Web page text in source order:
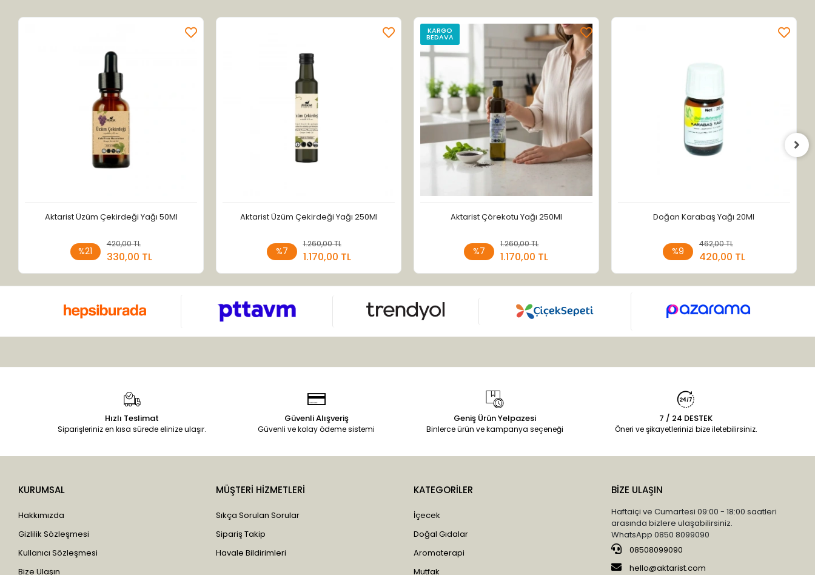
Aktarist Üzüm Çekirdeği Yağı 50Ml
%21
420,00 TL
330,00 TL
Sepete Ekle
Aktarist Üzüm Çekirdeği Yağı 250Ml
%7
1.260,00 TL
1.170,00 TL
Sepete Ekle
KARGO
BEDAVA
Aktarist Çörekotu Yağı 250Ml
%7
1.260,00 TL
1.170,00 TL
Sepete Ekle
Doğan Karabaş Yağı 20Ml
%9
462,00 TL
420,00 TL
Sepete Ekle
Hızlı Teslimat
Siparişleriniz en kısa sürede elinize ulaşır.
Güvenli Alışveriş
Güvenli ve kolay ödeme sistemi
Geniş Ürün Yelpazesi
Binlerce ürün ve kampanya seçeneği
7 / 24 DESTEK
Öneri ve şikayetlerinizi bize iletebilirsiniz.
KURUMSAL
Hakkımızda
Gizlilik Sözleşmesi
Kullanıcı Sözleşmesi
Bize Ulaşın
MÜŞTERİ HİZMETLERİ
Sıkça Sorulan Sorular
Sipariş Takip
Havale Bildirimleri
KATEGORİLER
İçecek
Doğal Gıdalar
Aromaterapi
Mutfak
BİZE ULAŞIN
Haftaiçi ve Cumartesi 09:00 - 18:00 saatleri
arasında bizlere ulaşabilirsiniz.
WhatsApp 0850 8099090
08508099090
hello@aktarist.com